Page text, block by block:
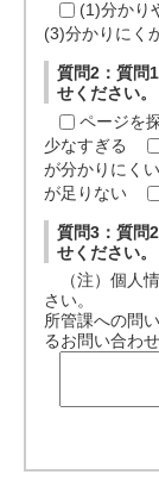
(1)分かり
(3)分かりにく
質問2：質問
せください。
ページを
少なすぎる
が分かりにくい
が足りない
質問3：質問
せください。
（注）個人
さい。
所管課への問
るお問い合わせ